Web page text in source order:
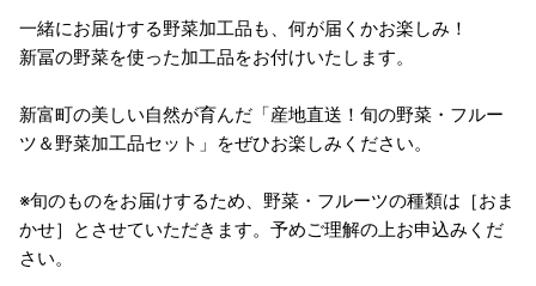
一緒にお届けする野菜加工品も、何が届くかお楽しみ！
新冨の野菜を使った加工品をお付けいたします。
新富町の美しい自然が育んだ「産地直送！旬の野菜・フルー
ツ＆野菜加工品セット」をぜひお楽しみください。
※旬のものをお届けするため、野菜・フルーツの種類は［おま
かせ］とさせていただきます。予めご理解の上お申込みくだ
さい。